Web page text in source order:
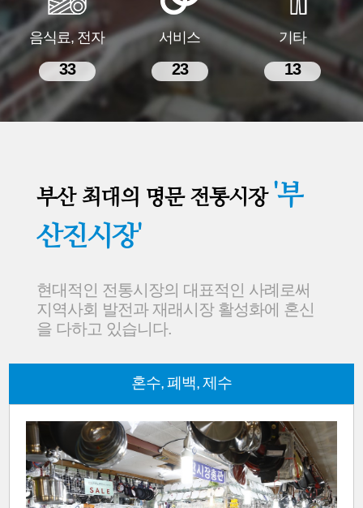
음식료, 전자
33
서비스
23
기타
13
부산 최대의 명문 전통시장 '부
산진시장'
현대적인 전통시장의 대표적인 사례로써
지역사회 발전과 재래시장 활성화에 혼신
을 다하고 있습니다.
혼수, 폐백, 제수